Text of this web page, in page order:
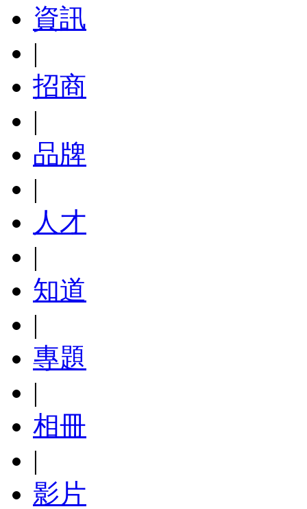
資訊
|
招商
|
品牌
|
人才
|
知道
|
專題
|
相冊
|
影片